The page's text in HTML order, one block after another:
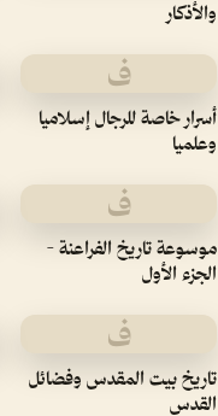
والأذكار
ف
أسرار خاصة للرجال إسلاميا
وعلميا
ف
موسوعة تاريخ الفراعنة -
الجزء الأول
ف
تاريخ بيت المقدس وفضائل
القدس